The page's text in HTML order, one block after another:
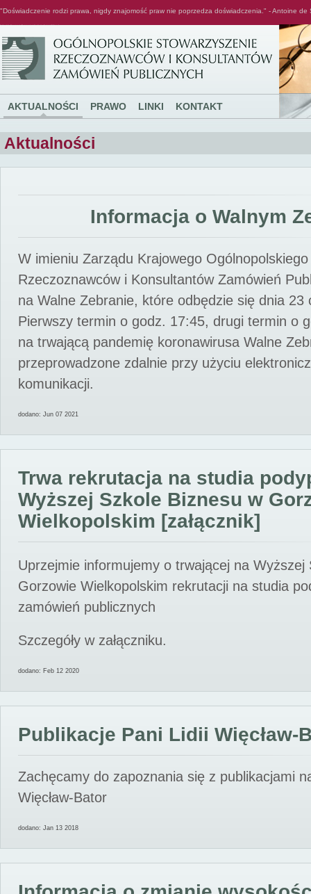
"Doświadczenie rodzi prawa, nigdy znajomość praw nie poprzedza doświadczenia." - Antoine de
AKTUALNOŚCI PRAWO LINKI KONTAKT
Aktualności
Informacja o Walnym
W imieniu Zarządu Krajowego
Rzeczoznawców i Konsultantów Zamówień
na Walne Zebranie, które odbędzie się dnia 23
Pierwszy termin o godz. 17:45, drugi termin o
na trwającą pandemię koronawirusa Walne
przeprowadzone zdalnie przy użyciu
komunikacji.
dodano: Jun 07 2021
Trwa rekrutacja na studia
Wyższej Szkole Biznesu w
Wielkopolskim [załącznik]
Uprzejmie informujemy o trwającej na Wyższej
Gorzowie Wielkopolskim rekrutacji na studia
zamówień publicznych
Szczegóły w załączniku.
dodano: Feb 12 2020
Publikacje Pani Lidii Więcław-
Zachęcamy do zapoznania się z publikacjami
Więcław-Bator
dodano: Jan 13 2018